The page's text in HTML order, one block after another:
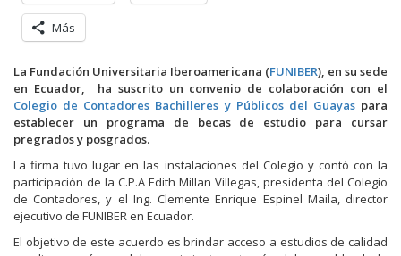
Más
La Fundación Universitaria Iberoamericana (FUNIBER), en su sede
en Ecuador, ha suscrito un convenio de colaboración con el
Colegio de Contadores Bachilleres y Públicos del Guayaspara
establecer un programa de becas de estudio para cursar
pregrados y posgrados.
La firma tuvo lugar en las instalaciones del Colegio y contó con la
participación de la C.P.A Edith Millan Villegas, presidenta del Colegio
de Contadores, y el Ing. Clemente Enrique Espinel Maila, director
ejecutivo de FUNIBER en Ecuador.
El objetivo de este acuerdo es brindar acceso a estudios de calidad